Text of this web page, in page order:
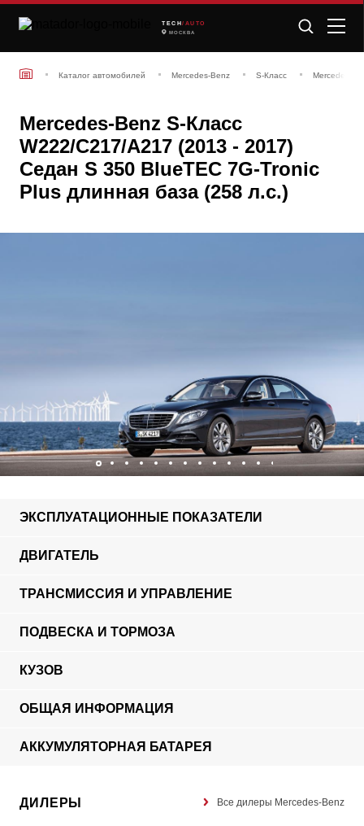
TECH /AUTO
МОСКВА
Каталог автомобилей Mercedes-Benz S-Класс Mercedes-
Mercedes-Benz S-Класс
W222/C217/A217 (2013 - 2017)
Седан S 350 BlueTEC 7G-Tronic
Plus длинная база (258 л.с.)
ЭКСПЛУАТАЦИОННЫЕ ПОКАЗАТЕЛИ
ДВИГАТЕЛЬ
ТРАНСМИССИЯ И УПРАВЛЕНИЕ
ПОДВЕСКА И ТОРМОЗА
КУЗОВ
ОБЩАЯ ИНФОРМАЦИЯ
АККУМУЛЯТОРНАЯ БАТАРЕЯ
ДИЛЕРЫ Все дилеры Mercedes-Benz